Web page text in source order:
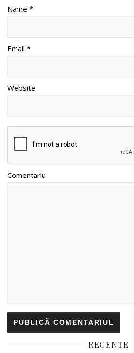
Name *
Email *
Website
Comentariu
RECENTE